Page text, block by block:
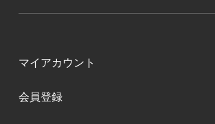
マイアカウント
会員登録